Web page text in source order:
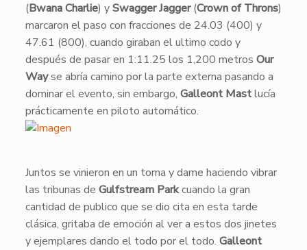
(Bwana Charlie) ySwagger Jagger(Crown of Throns)
marcaron el paso con fracciones de 24.03 (400) y
47.61 (800), cuando giraban el ultimo codo y
después de pasar en 1:11.25 los 1,200 metros Our
Wayse abría camino por la parte externa pasando a
dominar el evento, sin embargo, Galleont Mastlucía
prácticamente en piloto automático.
​Juntos se vinieron en un toma y dame haciendo vibrar
las tribunas de Gulfstream Parkcuando la gran
cantidad de publico que se dio cita en esta tarde
clásica, gritaba de emoción al ver a estos dos jinetes
y ejemplares dando el todo por el todo. Galleont